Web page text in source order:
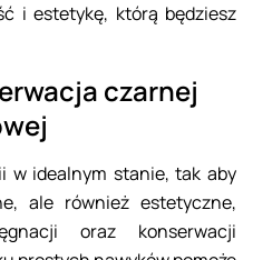
i estetykę, którą będziesz
czarnej
w idealnym stanie, tak aby
ale również estetyczne,
oraz konserwacji